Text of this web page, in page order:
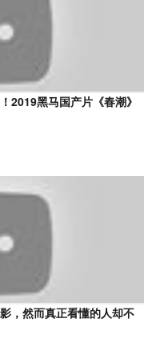
2019黑马国产片《春潮》
，然而真正看懂的人却不